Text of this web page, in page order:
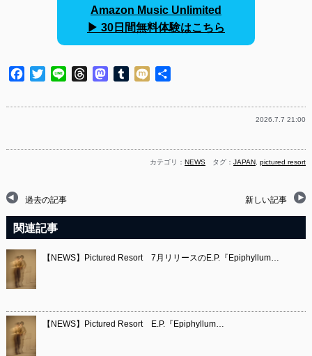
Amazon Music Unlimited
▶︎ 30日間無料体験はこちら
Facebook
TwitterLine ThreadsMastodon
Tumblr
Mixi
2026.7.7 21:00
カテゴリ：NEWS タグ：JAPAN ,pictured resort
過去の記事 新しい記事
関連記事
【NEWS】Pictured Resort 7月リリースのE.P.『Epiphyllum…
【NEWS】Pictured Resort E.P.『Epiphyllum…